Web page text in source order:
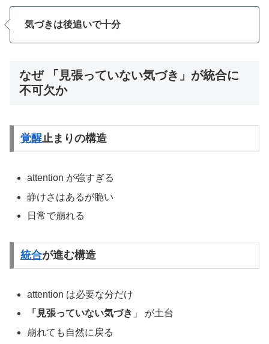
気づきは後追いで十分
なぜ 「見張っていない気づき」が統合に
不可欠か
覚醒止まりの構造
attention が強すぎる
静けさはあるが脆い
日常で崩れる
統合が進む構造
attention は必要な分だけ
「見張っていない気づき 」 が土台
崩れても自然に戻る